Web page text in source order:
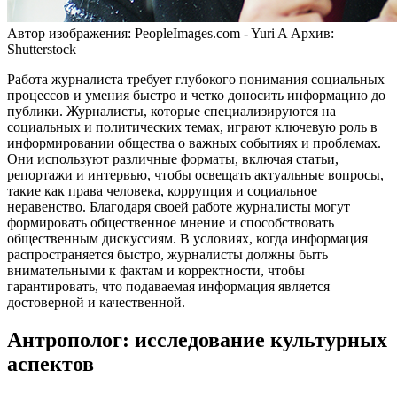
Автор изображения: PeopleImages.com - Yuri A Архив:
Shutterstock
Работа журналиста требует глубокого понимания социальных
процессов и умения быстро и четко доносить информацию до
публики. Журналисты, которые специализируются на
социальных и политических темах, играют ключевую роль в
информировании общества о важных событиях и проблемах.
Они используют различные форматы, включая статьи,
репортажи и интервью, чтобы освещать актуальные вопросы,
такие как права человека, коррупция и социальное
неравенство. Благодаря своей работе журналисты могут
формировать общественное мнение и способствовать
общественным дискуссиям. В условиях, когда информация
распространяется быстро, журналисты должны быть
внимательными к фактам и корректности, чтобы
гарантировать, что подаваемая информация является
достоверной и качественной.
Антрополог: исследование культурных
аспектов